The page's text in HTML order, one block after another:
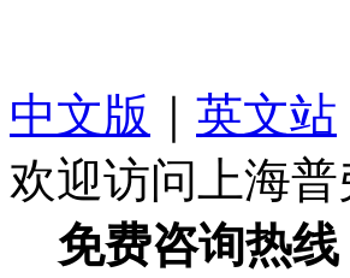
中文版
英文站
欢迎访问上海
免费咨询热线